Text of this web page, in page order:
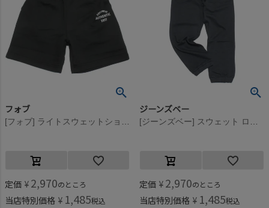
フォブ
定価 ¥ 2,970のところ
当店特別価格 ¥ 1,485税込
ジーンズベー
定価 ¥ 2,970のところ
当店特別価格 ¥ 1,485税込